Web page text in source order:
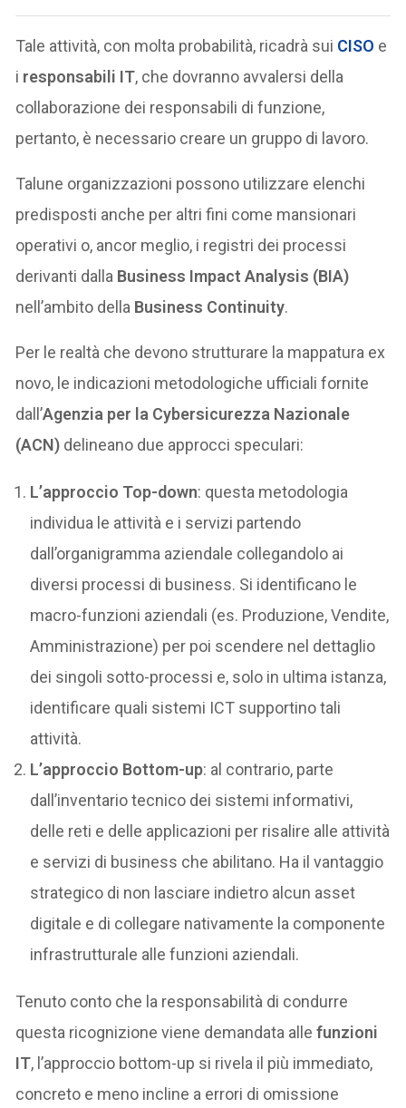
Tale attività, con molta probabilità, ricadrà sui CISO e
i responsabili IT, che dovranno avvalersi della
collaborazione dei responsabili di funzione,
pertanto, è necessario creare un gruppo di lavoro.
Talune organizzazioni possono utilizzare elenchi
predisposti anche per altri fini come mansionari
operativi o, ancor meglio, i registri dei processi
derivanti dalla Business Impact Analysis (BIA)
nell’ambito della Business Continuity.
Per le realtà che devono strutturare la mappatura ex
novo, le indicazioni metodologiche ufficiali fornite
dall’Agenzia per la Cybersicurezza Nazionale
(ACN) delineano due approcci speculari:
L’approccio Top-down: questa metodologia
individua le attività e i servizi partendo
dall’organigramma aziendale collegandolo ai
diversi processi di business. Si identificano le
macro-funzioni aziendali (es. Produzione, Vendite,
Amministrazione) per poi scendere nel dettaglio
dei singoli sotto-processi e, solo in ultima istanza,
identificare quali sistemi ICT supportino tali
attività.
L’approccio Bottom-up: al contrario, parte
dall’inventario tecnico dei sistemi informativi,
delle reti e delle applicazioni per risalire alle attività
e servizi di business che abilitano. Ha il vantaggio
strategico di non lasciare indietro alcun asset
digitale e di collegare nativamente la componente
infrastrutturale alle funzioni aziendali.
Tenuto conto che la responsabilità di condurre
questa ricognizione viene demandata allefunzioni
IT, l’approccio bottom-up si rivela il più immediato,
concreto e meno incline a errori di omissione